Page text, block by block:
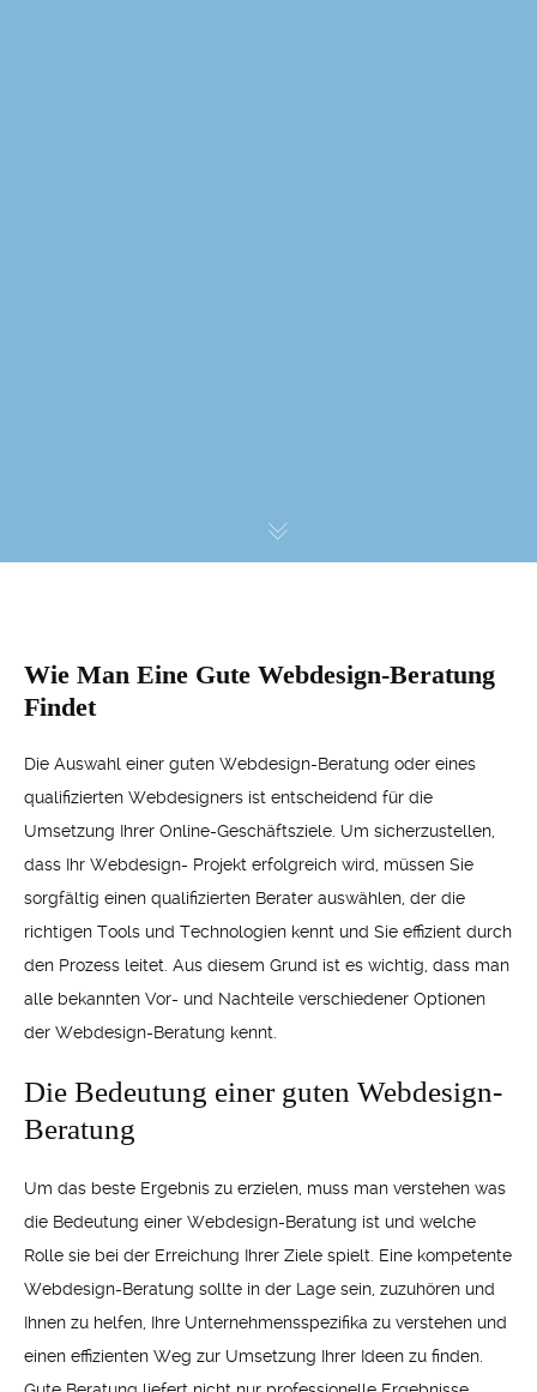
Wie Man Eine Gute Webdesign-Beratung
Findet
Die Auswahl einer guten Webdesign-Beratung oder eines
qualifizierten Webdesigners ist entscheidend für die
Umsetzung Ihrer Online-Geschäftsziele. Um sicherzustellen,
dass Ihr Webdesign- Projekt erfolgreich wird, müssen Sie
sorgfältig einen qualifizierten Berater auswählen, der die
richtigen Tools und Technologien kennt und Sie effizient durch
den Prozess leitet. Aus diesem Grund ist es wichtig, dass man
alle bekannten Vor- und Nachteile verschiedener Optionen
der Webdesign-Beratung kennt.
Die Bedeutung einer guten Webdesign-
Beratung
Um das beste Ergebnis zu erzielen, muss man verstehen was
die Bedeutung einer Webdesign-Beratung ist und welche
Rolle sie bei der Erreichung Ihrer Ziele spielt. Eine kompetente
Webdesign-Beratung sollte in der Lage sein, zuzuhören und
Ihnen zu helfen, Ihre Unternehmensspezifika zu verstehen und
einen effizienten Weg zur Umsetzung Ihrer Ideen zu finden.